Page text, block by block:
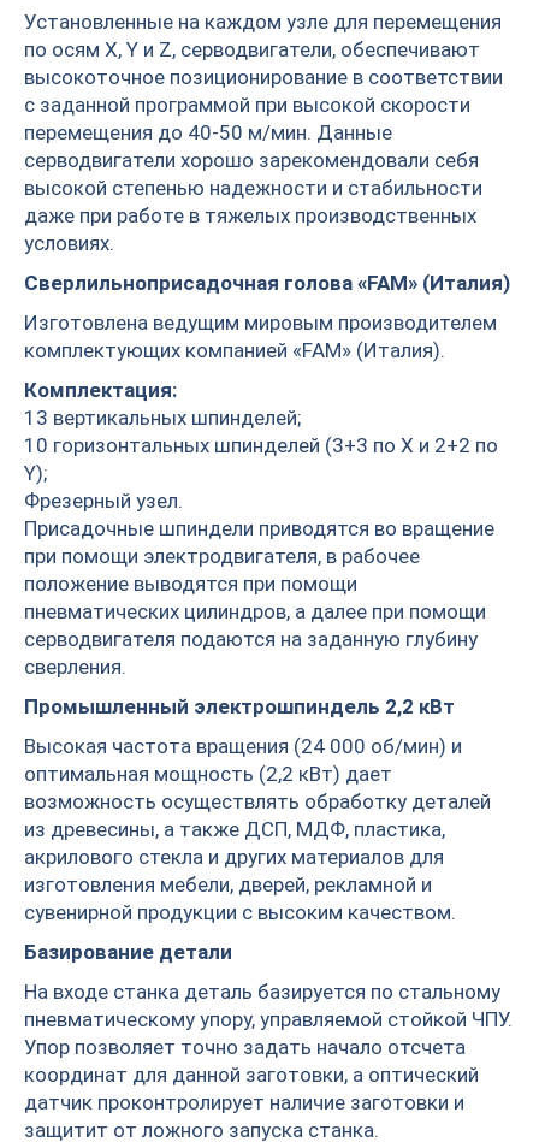
Установленные на каждом узле для перемещения
по осям X, Y и Z, серводвигатели, обеспечивают
высокоточное позиционирование в соответствии
с заданной программой при высокой скорости
перемещения до 40-50 м/мин. Данные
серводвигатели хорошо зарекомендовали себя
высокой степенью надежности и стабильности
даже при работе в тяжелых производственных
условиях.
Сверлильноприсадочная голова «FAM» (Италия)
Изготовлена ведущим мировым производителем
комплектующих компанией «FAM» (Италия).
Комплектация:
13 вертикальных шпинделей;
10 горизонтальных шпинделей (3+3 по X и 2+2 по
Y);
Фрезерный узел.
Присадочные шпиндели приводятся во вращение
при помощи электродвигателя, в рабочее
положение выводятся при помощи
пневматических цилиндров, а далее при помощи
серводвигателя подаются на заданную глубину
сверления.
Промышленный электрошпиндель 2,2 кВт
Высокая частота вращения (24 000 об/мин) и
оптимальная мощность (2,2 кВт) дает
возможность осуществлять обработку деталей
из древесины, а также ДСП, МДФ, пластика,
акрилового стекла и других материалов для
изготовления мебели, дверей, рекламной и
сувенирной продукции с высоким качеством.
Базирование детали
На входе станка деталь базируется по стальному
пневматическому упору, управляемой стойкой ЧПУ.
Упор позволяет точно задать начало отсчета
координат для данной заготовки, а оптический
датчик проконтролирует наличие заготовки и
защитит от ложного запуска станка.